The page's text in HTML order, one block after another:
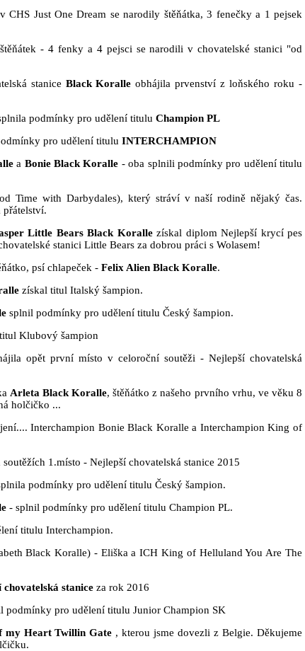
CHS Just One Dream se narodily štěňátka, 3 fenečky a 1 pejsek
- 4 fenky a 4 pejsci se narodili v chovatelské stanici "od
stanice Black Koralle obhájila prvenství z loňského roku -
podmínky pro udělení titulu Champion PL
pro udělení titulu INTERCHAMPION
a Bonie Black Koralle - oba splnili podmínky pro udělení titulu
Time with Darbydales), který stráví v naší rodině nějaký čas.
přátelství.
Little Bears Black Korallezískal diplom Nejlepší krycí pes
stanici Little Bears za dobrou práci s Wolasem!
psí chlapeček - Felix Alien Black Koralle.
získal titul Italský šampion.
splnil podmínky pro udělení titulu Český šampion.
Klubový šampion
opět první místo v celoroční soutěži - Nejlepší chovatelská
Arleta Black Koralle, štěňátko z našeho prvního vrhu, ve věku 8
holčičko ...
Interchampion Bonie Black Koralle a Interchampion King of
1.místo - Nejlepší chovatelská stanice 2015
podmínky pro udělení titulu Český šampion.
- splnil podmínky pro udělení titulu Champion PL.
titulu Interchampion.
Black Koralle) - Eliška a ICH King of Helluland You Are The
chovatelská stanice za rok 2016
podmínky pro udělení titulu Junior Champion SK
my Heart Twillin Gate , kterou jsme dovezli z Belgie. Děkujeme